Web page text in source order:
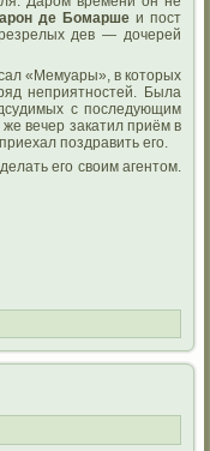
де Бомарше и пост
дев — дочерей
«Мемуары», в которых
неприятностей. Была
с последующим
вечер закатил приём в
поздравить его.
его своим агентом.